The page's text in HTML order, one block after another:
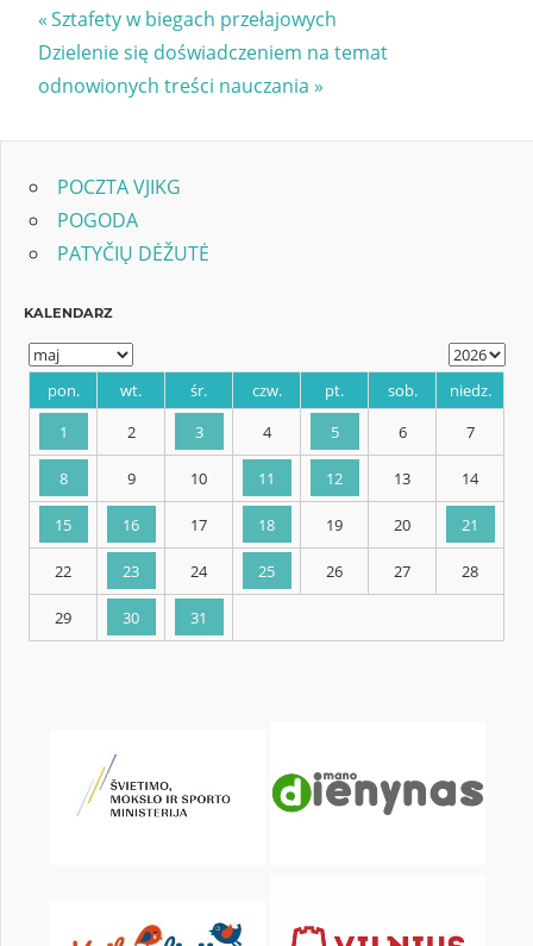
Nawigacja
wpisu
Previous
Post:
Sztafety w biegach przełajowych
Next
Post:
Dzielenie się doświadczeniem na temat
odnowionych treści nauczania
POCZTA VJIKG
POGODA
PATYČIŲ DĖŽUTĖ
KALENDARZ
śr.